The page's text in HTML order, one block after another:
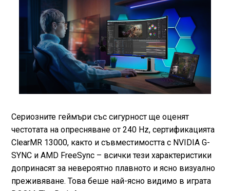
Сериозните геймъри със сигурност ще оценят
честотата на опресняване от 240 Hz, сертификацията
ClearMR 13000, както и съвместимостта с NVIDIA G-
SYNC и AMD FreeSync – всички тези характеристики
допринасят за невероятно плавното и ясно визуално
преживяване. Това беше най-ясно видимо в играта